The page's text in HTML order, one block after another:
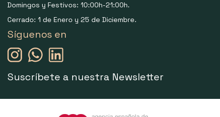
Domingos y Festivos: 10:00h-21:00h.
Cerrado: 1 de Enero y 25 de Diciembre.
Síguenos en
Suscríbete a nuestra Newsletter